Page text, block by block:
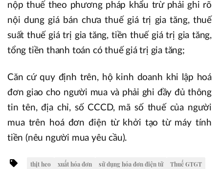
nộp thuế theo phương pháp khẩu trừ phải ghi rõ
nội dung giá bán chưa thuế giá trị gia tăng, thuế
suất thuế giá trị gia tăng, tiền thuế giá trị gia tăng,
tổng tiền thanh toán có thuế giá trị gia tăng;
Căn cứ quy định trên, hộ kinh doanh khi lập hoá
đơn giao cho người mua và phải ghi đầy đủ thông
tin tên, địa chỉ, số CCCD, mã số thuế của người
mua trên hoá đơn điện từ khởi tạo từ máy tính
tiền (nêu người mua yêu cầu).
thịt heo xuất hóa đơn sử dụng hóa đơn điện tử Thuế GTGT